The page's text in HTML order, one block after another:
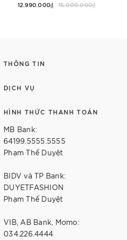
12.990.000₫ 15.000.000₫
THÔNG TIN
DỊCH VỤ
HÌNH THỨC THANH TOÁN
MB Bank:
64199.5555.5555
Phạm Thế Duyệt
BIDV và TP Bank:
DUYETFASHION
Phạm Thế Duyệt
VIB, AB Bank, Momo:
034.226.4444